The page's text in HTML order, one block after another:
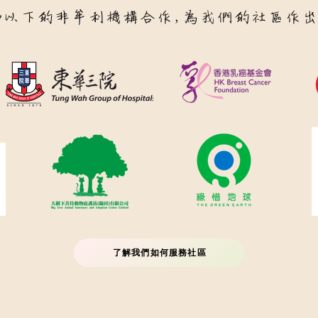
下的非牟利機構合作，為我們的社區作
了解我們如何服務社區